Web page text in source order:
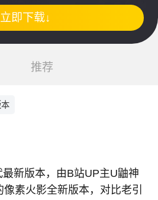
立即下载↓
推荐
新版本，由B站UP主U鼬神
素火影全新版本，对比老引